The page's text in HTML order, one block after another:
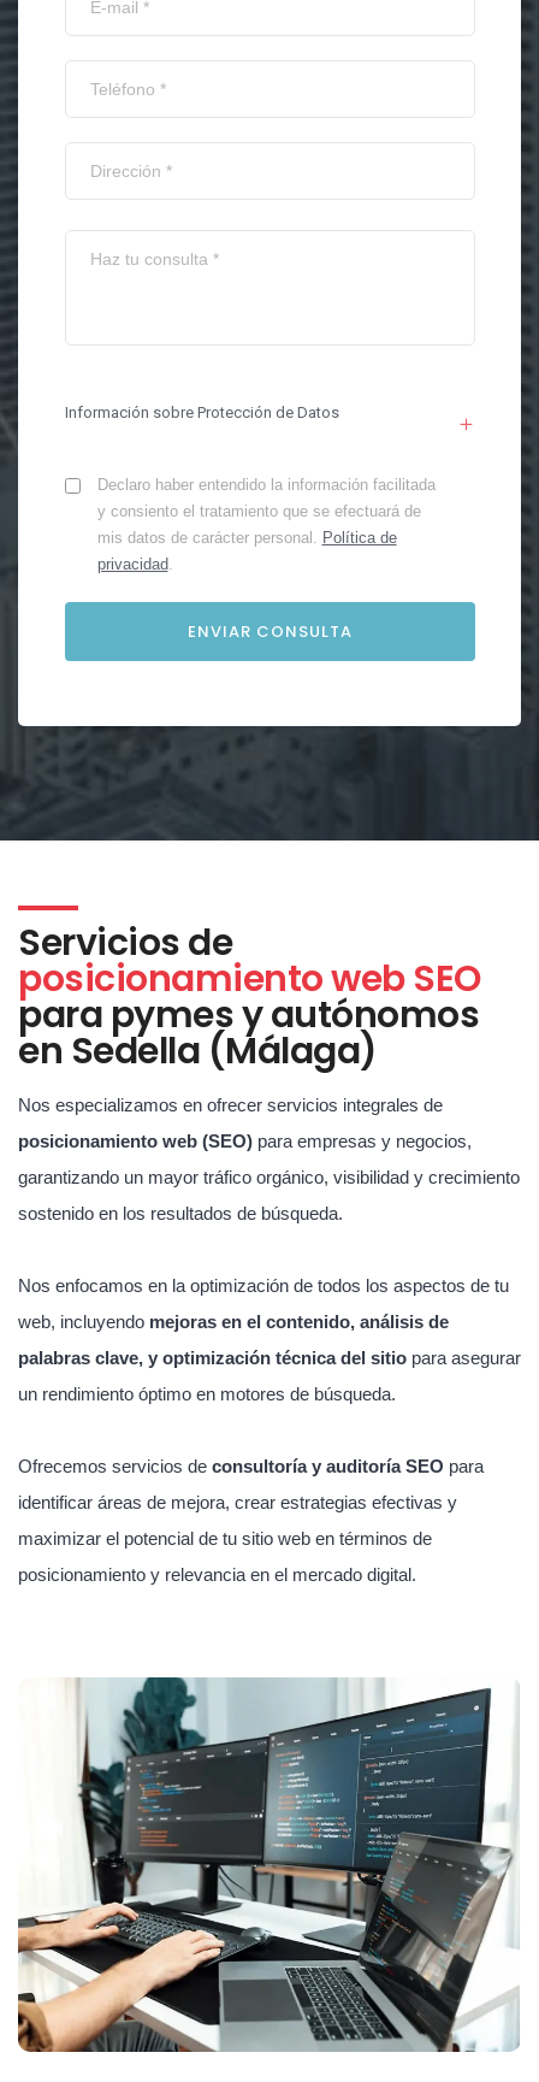
Información sobre Protección de Datos
Declaro haber entendido la información facilitada
y consiento el tratamiento que se efectuará de
mis datos de carácter personal. Política de
privacidad.
Servicios de
posicionamiento web SEO
para pymes y autónomos
en Sedella (Málaga)
Nos especializamos en ofrecer servicios integrales de
posicionamiento web (SEO) para empresas y negocios,
garantizando un mayor tráfico orgánico, visibilidad y crecimiento
sostenido en los resultados de búsqueda.
Nos enfocamos en la optimización de todos los aspectos de tu
web, incluyendo mejoras en el contenido, análisis de
palabras clave, y optimización técnica del sitio para asegurar
un rendimiento óptimo en motores de búsqueda.
Ofrecemos servicios de consultoría y auditoría SEO para
identificar áreas de mejora, crear estrategias efectivas y
maximizar el potencial de tu sitio web en términos de
posicionamiento y relevancia en el mercado digital.